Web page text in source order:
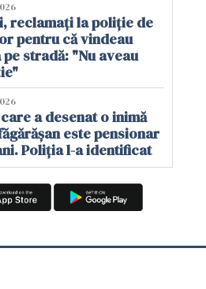
reclamați la poliție de
pentru că vindeau
stradă: "Nu aveau
a desenat o inimă
este pensionar
Poliția l-a identificat